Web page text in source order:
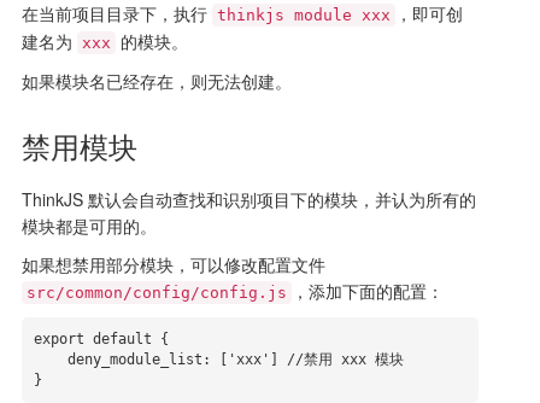
在当前项目目录下，执行 thinkjs module xxx
，即可创
建名为 xxx
的模块。
如果模块名已经存在，则无法创建。
禁用模块
ThinkJS 默认会自动查找和识别项目下的模块，并认为所有的
模块都是可用的。
如果想禁用部分模块，可以修改配置文件
src/common/config/config.js ，添加下面的配置：
export default {
}